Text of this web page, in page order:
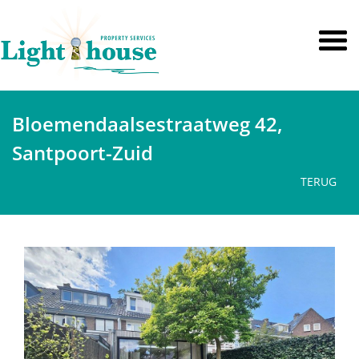
Bloemendaalsestraatweg 42,
Santpoort-Zuid
TERUG